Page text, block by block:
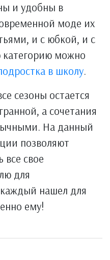
и удобны в
моде их
и с юбкой, и с
можно
в школу.
сезоны остается
а сочетания
На данный
позволяют
свое
для
нашел для
ему!